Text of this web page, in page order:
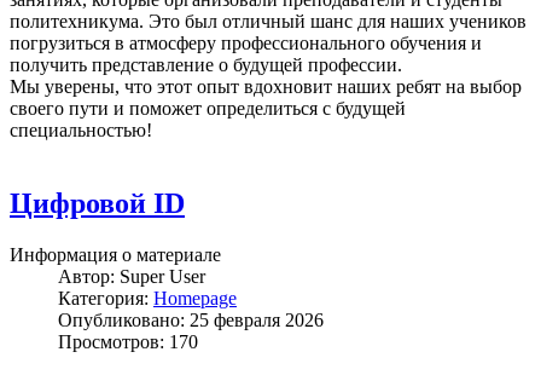
политехникума. Это был отличный шанс для наших учеников
погрузиться в атмосферу профессионального обучения и
получить представление о будущей профессии.
Мы уверены, что этот опыт вдохновит наших ребят на выбор
своего пути и поможет определиться с будущей
специальностью!
Цифровой ID
Информация о материале
Автор: Super User
Категория: Homepage
Опубликовано: 25 февраля 2026
Просмотров: 170